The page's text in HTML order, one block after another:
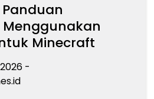
Minecraft
-